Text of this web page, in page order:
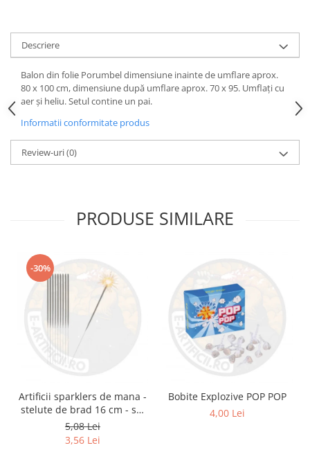
Descriere
Balon din folie Porumbel dimensiune inainte de umflare aprox.
80 x 100 cm, dimensiune după umflare aprox. 70 x 95. Umflați cu
aer și heliu. Setul contine un pai.
Informatii conformitate produs
Review-uri(0)
PRODUSE SIMILARE
-30%
Artificii sparklers de mana -
stelute de brad 16 cm - set
10 buc
5,08 Lei
3,56 Lei
Bobite Explozive POP POP
4,00 Lei